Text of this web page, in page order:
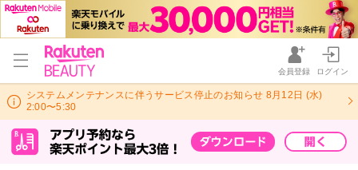
会員登録 ログイン
システムメンテナンスに伴うサービス停止のお知らせ 8月12日 (水)
2:00〜5:30